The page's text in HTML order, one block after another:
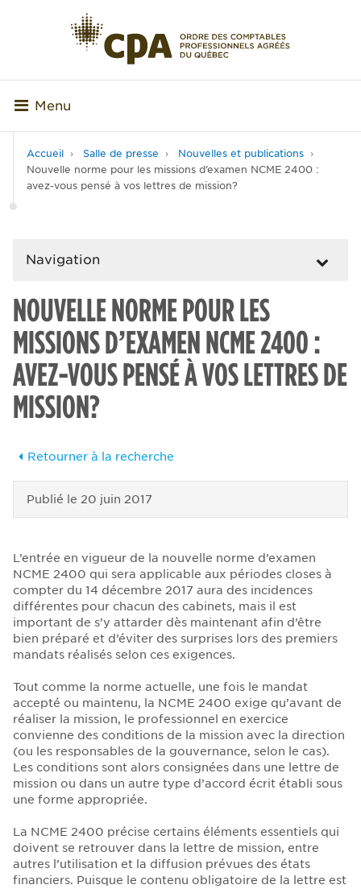
Menu
Accueil Salle de presse
Nouvelles et publications
Nouvelle norme pour les missions d’examen NCME 2400 :
avez-vous pensé à vos lettres de mission?
Navigation
NOUVELLE NORME POUR LES
MISSIONS D’EXAMEN NCME 2400 :
AVEZ-VOUS PENSÉ À VOS LETTRES DE
MISSION?
Retourner à la recherche
Publié le 20 juin 2017
L’entrée en vigueur de la nouvelle norme d’examen
NCME 2400 qui sera applicable aux périodes closes à
compter du 14 décembre 2017 aura des incidences
différentes pour chacun des cabinets, mais il est
important de s’y attarder dès maintenant afin d’être
bien préparé et d’éviter des surprises lors des premiers
mandats réalisés selon ces exigences.
Tout comme la norme actuelle, une fois le mandat
accepté ou maintenu, la NCME 2400 exige qu’avant de
réaliser la mission, le professionnel en exercice
convienne des conditions de la mission avec la direction
(ou les responsables de la gouvernance, selon le cas).
Les conditions sont alors consignées dans une lettre de
mission ou dans un autre type d’accord écrit établi sous
une forme appropriée.
La NCME 2400 précise certains éléments essentiels qui
doivent se retrouver dans la lettre de mission, entre
autres l’utilisation et la diffusion prévues des états
financiers. Puisque le contenu obligatoire de la lettre est